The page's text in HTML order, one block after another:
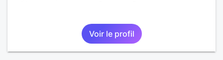
Voir le profil